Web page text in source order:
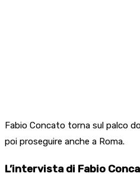
Fabio Concato torna sul palco
poi proseguire anche a Roma.
L’intervista di Fabio